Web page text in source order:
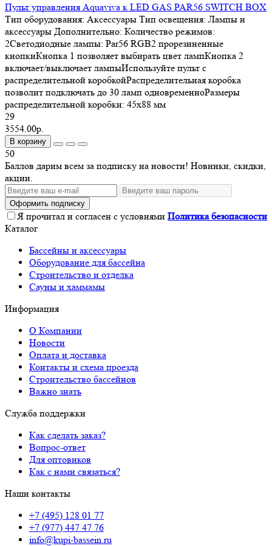
Пульт управления Aquaviva к LED GAS PAR56 SWITCH BOX
Тип оборудования: Аксессуары Тип освещения: Лампы и
аксессуары Дополнительно: Количество режимов:
2Светодиодные лампы: Par56 RGB2 прорезиненные
кнопкиКнопка 1 позволяет выбирать цвет лампКнопка 2
включает/выключает лампыИспользуйте пульт с
распределительной коробкойРаспределительная коробка
позволит подключать до 30 ламп одновременноРазмеры
распределительной коробки: 45х88 мм
29
3554.00р.
В корзину
50
Баллов дарим всем за подписку на новости! Новинки, скидки,
акции.
Оформить подписку
Я прочитал и согласен с условиями Политика безопасности
Каталог
Бассейны и аксессуары
Оборудование для бассейна
Строительство и отделка
Сауны и хаммамы
Информация
О Компании
Новости
Оплата и доставка
Контакты и схема проезда
Строительство бассейнов
Важно знать
Служба поддержки
Как сделать заказ?
Вопрос-ответ
Для оптовиков
Как с нами связаться?
Наши контакты
+7 (495) 128 01 77
+7 (977) 447 47 76
info@kupi-bassein.ru